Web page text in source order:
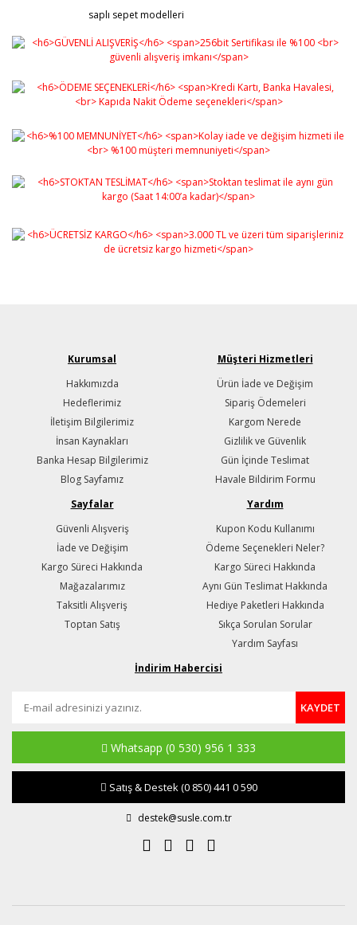
saplı sepet modelleri
Kurumsal
Hakkımızda
Hedeflerimiz
İletişim Bilgilerimiz
İnsan Kaynakları
Banka Hesap Bilgilerimiz
Blog Sayfamız
Müşteri Hizmetleri
Ürün İade ve Değişim
Sipariş Ödemeleri
Kargom Nerede
Gizlilik ve Güvenlik
Gün İçinde Teslimat
Havale Bildirim Formu
Sayfalar
Güvenli Alışveriş
İade ve Değişim
Kargo Süreci Hakkında
Mağazalarımız
Taksitli Alışveriş
Toptan Satış
Yardım
Kupon Kodu Kullanımı
Ödeme Seçenekleri Neler?
Kargo Süreci Hakkında
Aynı Gün Teslimat Hakkında
Hediye Paketleri Hakkında
Sıkça Sorulan Sorular
Yardım Sayfası
İndirim Habercisi
KAYDET
Whatsapp (0 530) 956 1 333
Satış & Destek(0 850) 441 0 590
destek@susle.com.tr